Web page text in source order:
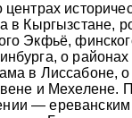
в Кыргызстане,
Экфьё,
о
в Лиссабоне, о
и Мехелене.
— ереванским